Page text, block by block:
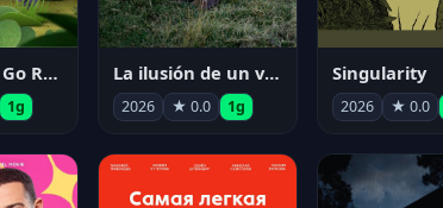
Kiri and Lou Go Raaa!
1g
La ilusión de un verano sin fin
2026 ★ 0.0 1g
Singularity
2026 ★ 0.0